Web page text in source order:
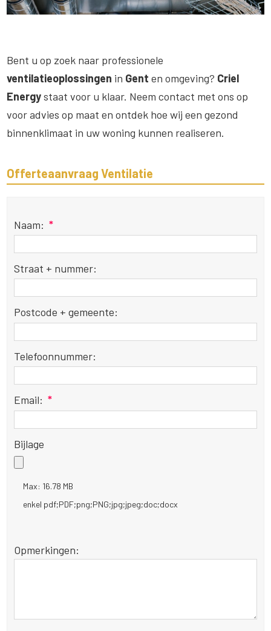
Bent u op zoek naar professionele
ventilatieoplossingen in Genten omgeving? Criel
Energystaat voor u klaar. Neem contact met ons op
voor advies op maat en ontdek hoe wij een gezond
binnenklimaat in uw woning kunnen realiseren.
Offerteaanvraag Ventilatie
Naam: *
Straat + nummer:
Postcode + gemeente:
Telefoonnummer:
Email: *
Bijlage
Max: 16.78 MB
enkel pdf;PDF;png;PNG;jpg;jpeg;doc;docx
Opmerkingen: